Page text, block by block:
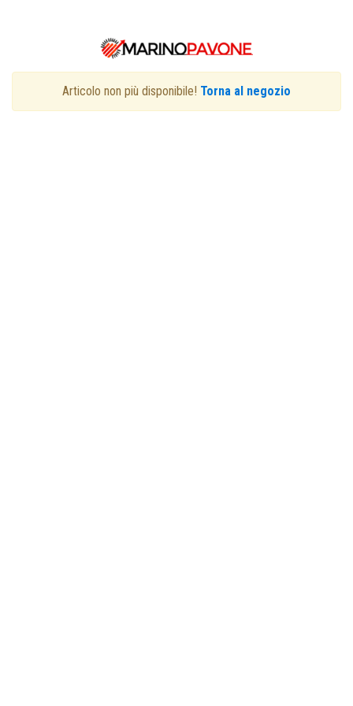
Articolo non più disponibile! Torna al negozio